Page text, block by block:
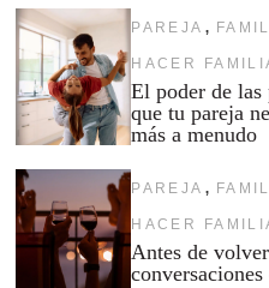
PAREJA ,
HACER
El poder de las
que tu pareja
más a menudo
PAREJA ,
HACER
Antes de